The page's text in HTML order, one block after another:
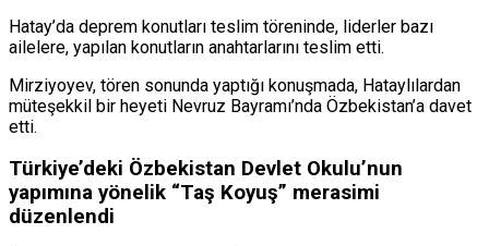
Hatay’da deprem konutları teslim töreninde, liderler bazı
ailelere, yapılan konutların anahtarlarını teslim etti.
Mirziyoyev, tören sonunda yaptığı konuşmada, Hataylılardan
müteşekkil bir heyeti Nevruz Bayramı’nda Özbekistan’a davet
etti.
Türkiye’deki Özbekistan Devlet Okulu’nun
yapımına yönelik “Taş Koyuş” merasimi
düzenlendi